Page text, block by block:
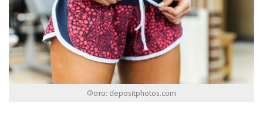
Фото: depositphotos.com